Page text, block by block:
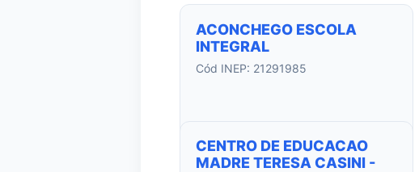
ACONCHEGO ESCOLA
INTEGRAL
Cód INEP: 21291985
CENTRO DE EDUCACAO
MADRE TERESA CASINI -